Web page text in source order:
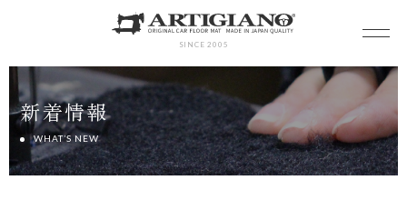
SINCE 2005
新着情報
WHAT’S NEW